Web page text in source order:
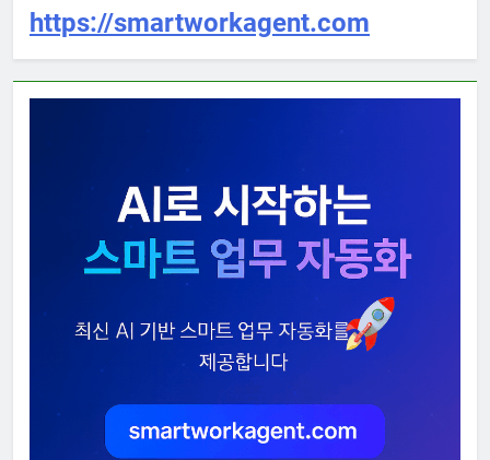
https://smartworkagent.com